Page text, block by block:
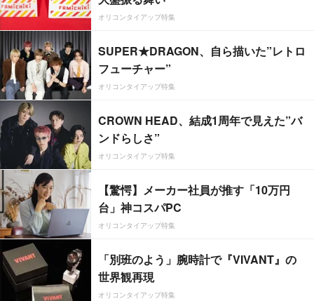
オリコンタイアップ特集
SUPER★DRAGON、自ら描いた”レトロ
フューチャー”
オリコンタイアップ特集
CROWN HEAD、結成1周年で見えた”バ
ンドらしさ”
オリコンタイアップ特集
【驚愕】メーカー社員が推す「10万円
台」神コスパPC
オリコンタイアップ特集
「別班のよう」腕時計で『VIVANT』の
世界観再現
オリコンタイアップ特集